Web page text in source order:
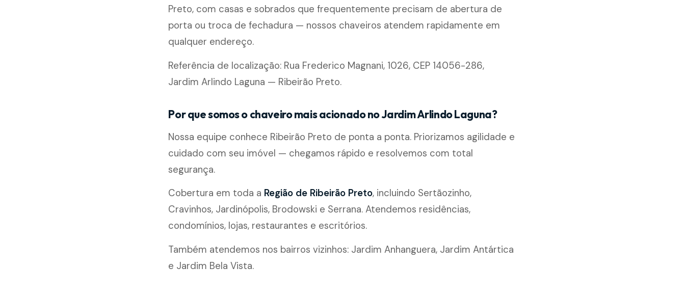
Preto, com casas e sobrados que frequentemente precisam de abertura de
porta ou troca de fechadura — nossos chaveiros atendem rapidamente em
qualquer endereço.
Referência de localização: Rua Frederico Magnani, 1026, CEP 14056-286,
Jardim Arlindo Laguna — Ribeirão Preto.
Por que somos o chaveiro mais acionado no Jardim Arlindo Laguna?
Nossa equipe conhece Ribeirão Preto de ponta a ponta. Priorizamos agilidade e
cuidado com seu imóvel — chegamos rápido e resolvemos com total
segurança.
Cobertura em toda a Região de Ribeirão Preto, incluindo Sertãozinho,
Cravinhos, Jardinópolis, Brodowski e Serrana. Atendemos residências,
condomínios, lojas, restaurantes e escritórios.
Também atendemos nos bairros vizinhos: Jardim Anhanguera, Jardim Antártica
e Jardim Bela Vista.